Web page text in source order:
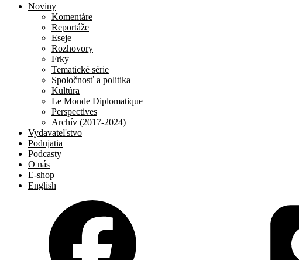
Noviny
Komentáre
Reportáže
Eseje
Rozhovory
Frky
Tematické série
Spoločnosť a politika
Kultúra
Le Monde Diplomatique
Perspectives
Archív (2017-2024)
Vydavateľstvo
Podujatia
Podcasty
O nás
E-shop
English